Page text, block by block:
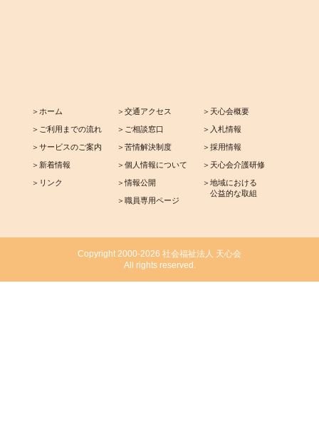
＞ホーム
＞ご利用までの流れ
＞サービスのご案内
＞新着情報
＞リンク
＞交通アクセス
＞ご相談窓口
＞苦情解決制度
＞個人情報について
＞情報公開
＞職員専用ページ
＞天心会概要
＞入札情報
＞採用情報
＞天心会介護研修
＞地域における
公益的な取組
Copyright 2000-2026 社会福祉法人 天心会
All rights reserved.